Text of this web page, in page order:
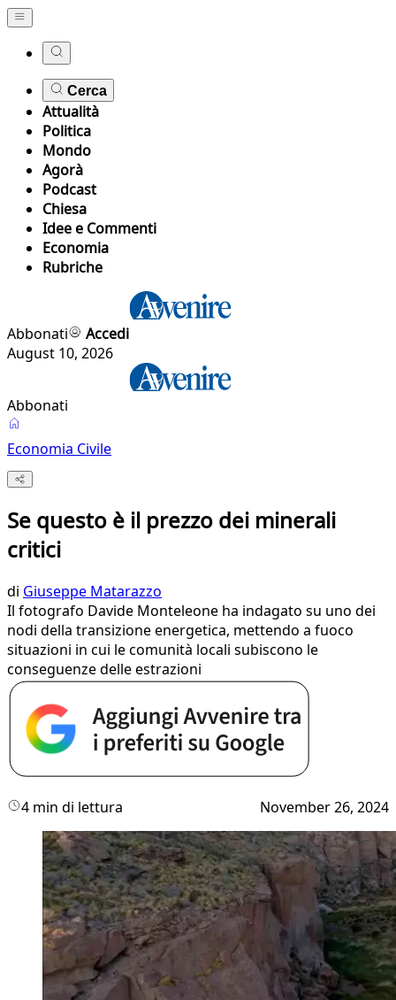
Cerca
Attualità
Politica
Mondo
Agorà
Podcast
Chiesa
Idee e Commenti
Economia
Rubriche
Abbonati
Accedi
August 10, 2026
Abbonati
Economia Civile
Se questo è il prezzo dei minerali
critici
di Giuseppe Matarazzo
Il fotografo Davide Monteleone ha indagato su uno dei
nodi della transizione energetica, mettendo a fuoco
situazioni in cui le comunità locali subiscono le
conseguenze delle estrazioni
4 min di lettura November 26, 2024